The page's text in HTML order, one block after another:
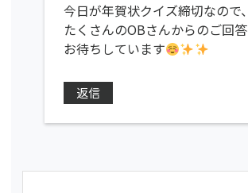
今日が年賀状クイズ締切なので、
たくさんのOBさんからのご回答
お待ちしています
返信